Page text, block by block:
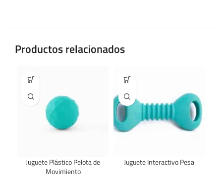
Productos relacionados
Juguete Plástico Pelota de
Movimiento
Juguete Interactivo Pesa